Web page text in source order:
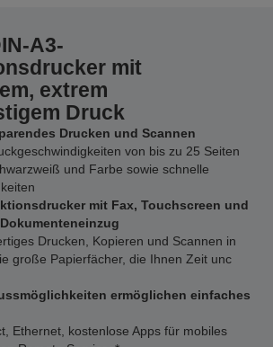
A3-
mit
extrem
Druck
Drucken und Scannen
von bis zu 25 Seiten
und Farbe sowie schnelle
mit Fax, Touchscreen und
Drucken, Kopieren und Scannen in
große Papierfächer, die Ihnen Zeit unc
ermöglichen einfaches
Ethernet, kostenlose Apps für mobiles